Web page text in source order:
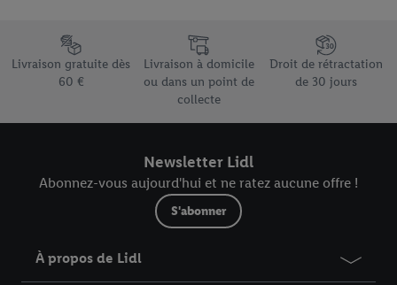
Élément du pied de page avec les différents arguments de
Livraison gratuite dès
60 €
Livraison à domicile
ou dans un point de
collecte
Droit de rétractation
de 30 jours
Newsletter Lidl
Abonnez-vous aujourd'hui et ne ratez aucune offre !
S'abonner
À propos de Lidl
données. Vous trouverez les impressions ici.